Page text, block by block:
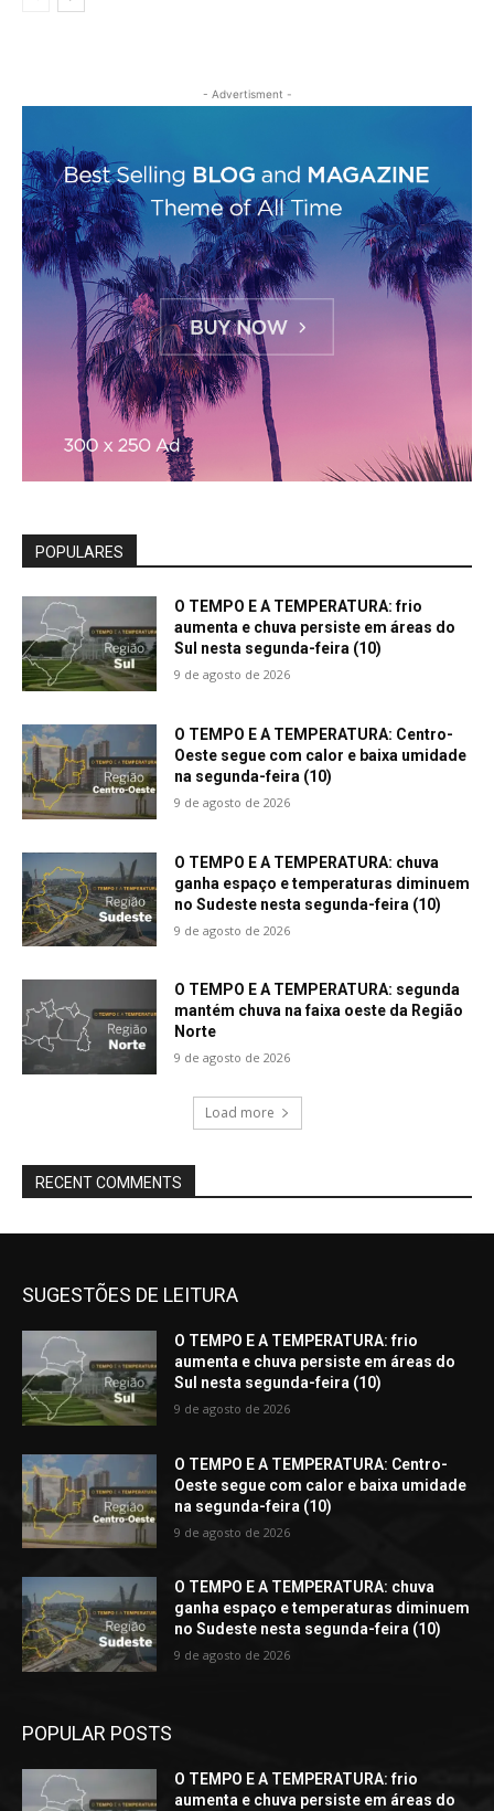
- Advertisment -
POPULARES
O TEMPO E A TEMPERATURA: frio
aumenta e chuva persiste em áreas do
Sul nesta segunda-feira (10)
9 de agosto de 2026
O TEMPO E A TEMPERATURA: Centro-
Oeste segue com calor e baixa umidade
na segunda-feira (10)
9 de agosto de 2026
O TEMPO E A TEMPERATURA: chuva
ganha espaço e temperaturas diminuem
no Sudeste nesta segunda-feira (10)
9 de agosto de 2026
O TEMPO E A TEMPERATURA: segunda
mantém chuva na faixa oeste da Região
Norte
9 de agosto de 2026
Load more
RECENT COMMENTS
SUGESTÕES DE LEITURA
O TEMPO E A TEMPERATURA: frio
aumenta e chuva persiste em áreas do
Sul nesta segunda-feira (10)
9 de agosto de 2026
O TEMPO E A TEMPERATURA: Centro-
Oeste segue com calor e baixa umidade
na segunda-feira (10)
9 de agosto de 2026
O TEMPO E A TEMPERATURA: chuva
ganha espaço e temperaturas diminuem
no Sudeste nesta segunda-feira (10)
9 de agosto de 2026
POPULAR POSTS
O TEMPO E A TEMPERATURA: frio
aumenta e chuva persiste em áreas do